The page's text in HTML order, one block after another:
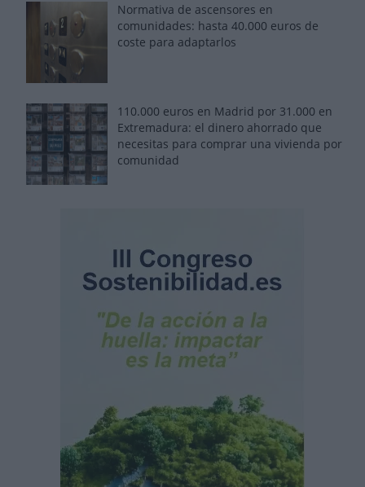
Normativa de ascensores en
comunidades: hasta 40.000 euros de
coste para adaptarlos
110.000 euros en Madrid por 31.000 en
Extremadura: el dinero ahorrado que
necesitas para comprar una vivienda por
comunidad